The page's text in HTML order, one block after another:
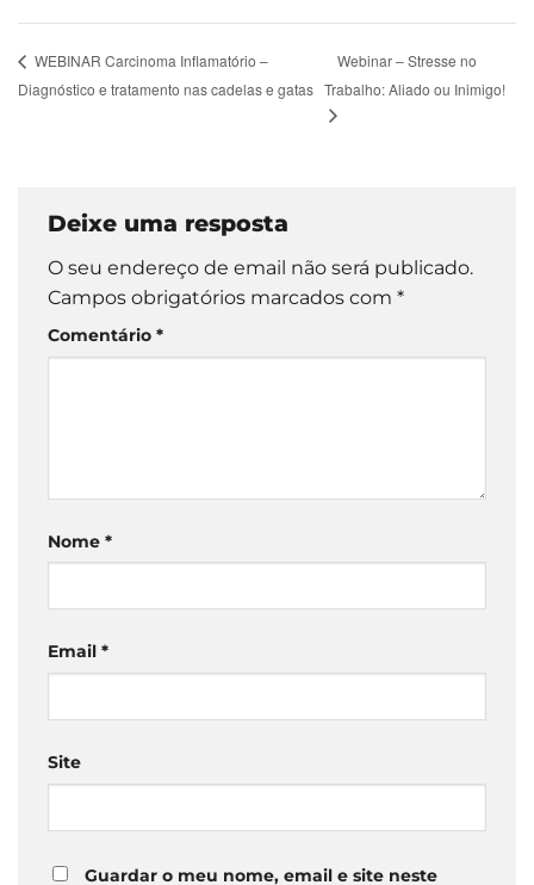
WEBINAR Carcinoma Inflamatório –
Diagnóstico e tratamento nas cadelas e gatas
Webinar – Stresse no
Trabalho: Aliado ou Inimigo!
Deixe uma resposta
O seu endereço de email não será publicado.
Campos obrigatórios marcados com *
Comentário *
Nome *
Email *
Site
Guardar o meu nome, email e site neste